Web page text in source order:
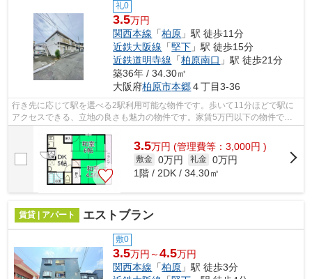
礼0
3.5万円
関西本線 「柏原 」駅 徒歩11分
近鉄大阪線 「堅下 」駅 徒歩15分
近鉄道明寺線 「柏原南口 」駅 徒歩21分
築36年 / 34.30㎡
大阪府柏原市本郷４丁目3-36
行き先に応じて駅を選べる2駅利用可能な物件です。歩いて11分ほどで駅に
アクセスできる、立地の良さも魅力の物件です。家賃5万円以下の物件で
3.5万円 (管理費等：3,000円 )
敷金 0万円 礼金 0万円
1階 / 2DK / 34.30㎡
賃貸 | アパート エストブラン
敷0
3.5万円～4.5万円
関西本線 「柏原 」駅 徒歩3分